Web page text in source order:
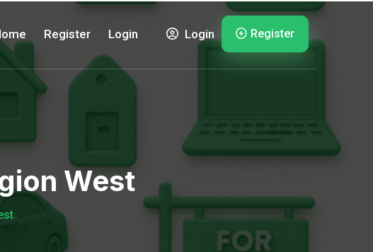
Register Login Login Register
West